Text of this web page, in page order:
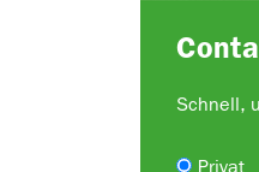
Schnell,
Privat